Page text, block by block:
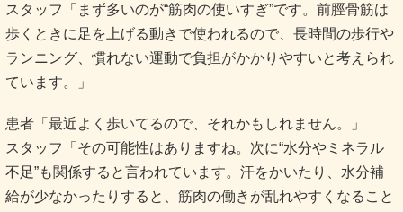
スタッフ「まず多いのが“筋肉の使いすぎ”です。前脛骨筋は
歩くときに足を上げる動きで使われるので、長時間の歩行や
ランニング、慣れない運動で負担がかかりやすいと考えられ
ています。」
患者「最近よく歩いてるので、それかもしれません。」
スタッフ「その可能性はありますね。次に“水分やミネラル
不足”も関係すると言われています。汗をかいたり、水分補
給が少なかったりすると、筋肉の働きが乱れやすくなること